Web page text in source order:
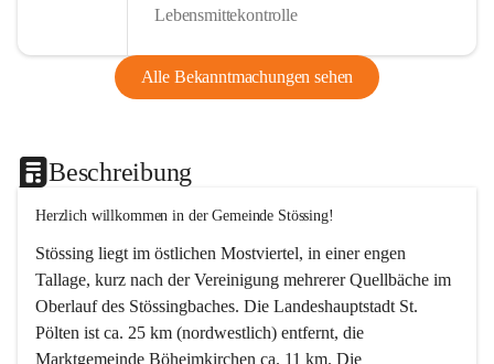
Lebensmittekontrolle
Alle Bekanntmachungen sehen
Beschreibung
Herzlich willkommen in der Gemeinde Stössing!
Stössing liegt im östlichen Mostviertel, in einer engen
Tallage, kurz nach der Vereinigung mehrerer Quellbäche im
Oberlauf des Stössingbaches. Die Landeshauptstadt St.
Pölten ist ca. 25 km (nordwestlich) entfernt, die
Marktgemeinde Böheimkirchen ca. 11 km. Die